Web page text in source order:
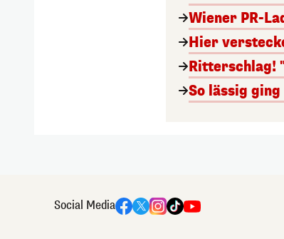
Wiener PR-
Hier
Ritterschlag!
So lässig
Social Media